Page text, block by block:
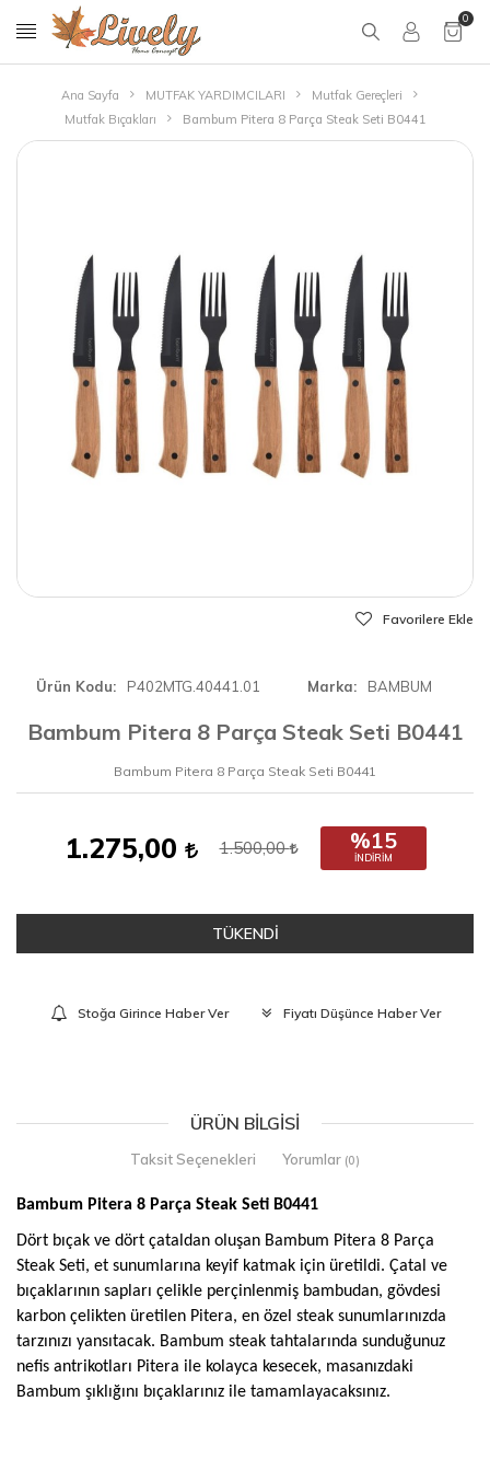
0
Ana Sayfa MUTFAK YARDIMCILARI
Mutfak Gereçleri
Mutfak Bıçakları
Bambum Pitera 8 Parça Steak Seti B0441
Favorilere Ekle
Ürün Kodu P402MTG.40441.01 Marka BAMBUM
Bambum Pitera 8 Parça Steak Seti B0441
Bambum Pitera 8 Parça Steak Seti B0441
1.275,00 1.500,00 %15
İNDIRIM
TÜKENDİ
Stoğa Girince Haber Ver Fiyatı Düşünce Haber Ver
ÜRÜN BILGISI
Taksit Seçenekleri Yorumlar (0)
Bambum Pitera 8 Parça Steak Seti B0441
Dört bıçak ve dört çataldan oluşan Bambum Pitera 8 Parça
Steak Seti, et sunumlarına keyif katmak için üretildi. Çatal ve
bıçaklarının sapları çelikle perçinlenmiş bambudan, gövdesi
karbon çelikten üretilen Pitera, en özel steak sunumlarınızda
tarzınızı yansıtacak. Bambum steak tahtalarında sunduğunuz
nefis antrikotları Pitera ile kolayca kesecek, masanızdaki
Bambum şıklığını bıçaklarınız ile tamamlayacaksınız.